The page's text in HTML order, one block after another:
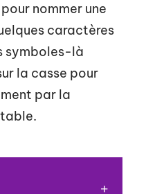
nommer une
caractères
symboles-là
la casse pour
par la